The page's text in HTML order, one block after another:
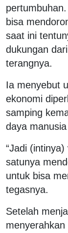
bisa
saat ini
dukungan
terangnya.
Ia menyebut
ekonomi
samping
daya
“Jadi
satunya
untuk bisa
tegasnya.
Setelah